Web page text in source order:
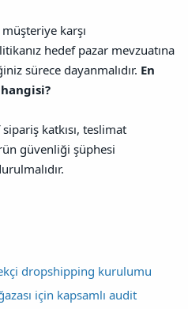
karşı
hedef pazar mevzuatına
sürece dayanmalıdır. En
katkısı, teslimat
güvenliği şüphesi
dropshipping kurulumu
için kapsamlı audit